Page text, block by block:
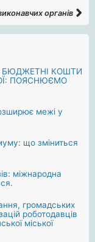
органів
КОШТИ
ПОЯСНЮЄМО
межі у
що зміниться
міжнародна
громадських
роботодавців
міської